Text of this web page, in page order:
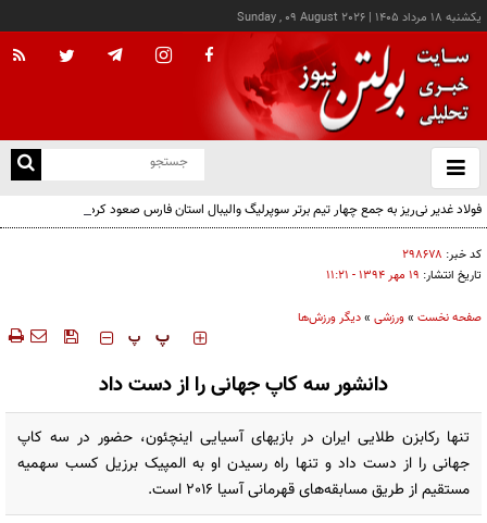
يکشنبه ۱۸ مرداد ۱۴۰۵ |
Sunday , 09 August 2026
باز
و
فولاد غدیر نی‌ریز به جمع چهار تیم برتر سوپرلیگ والیبال استان فارس صعود کرد
کد خبر: ۲۹۸۶۷۸
تاریخ انتشار: ۱۹ مهر ۱۳۹۴ - ۱۱:۲۱
صفحه نخست »ورزشی »دیگر ورزش‌ها
‍‍‍ پ پ
دانشور سه کاپ جهانی را از دست داد
تنها رکابزن طلایی ایران در بازیهای آسیایی اینچئون، حضور در سه کاپ
جهانی را از دست داد و تنها راه رسیدن او به المپیک برزیل کسب سهمیه
مستقیم از طریق مسابقه‌های قهرمانی آسیا 2016 است.